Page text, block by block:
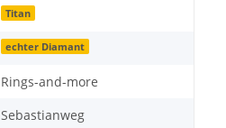
Titan
echter Diamant
Rings-and-more
Sebastianweg